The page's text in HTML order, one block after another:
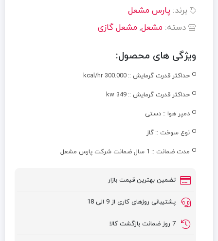
برند: پارس مشعل
دسته: مشعل, مشعل گازی
ویژگی های محصول:
حداکثر قدرت گرمایش :: kcal/hr 300.000
حداکثر قدرت گرمایش :: 349 kw
دمپر هوا :: دستی
نوع سوخت :: گاز
مدت ضمانت :: 1 سال ضمانت شرکت پارس مشعل
تضمین بهترین قیمت بازار
پشتیبانی روزهای کاری از 9 الی 18
7 روز ضمانت بازگشت کالا